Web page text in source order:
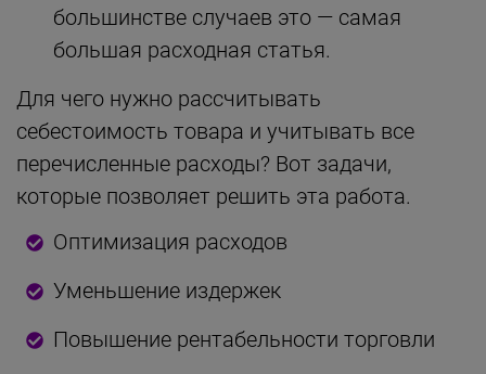
большинстве случаев это — самая
большая расходная статья.
Для чего нужно рассчитывать
себестоимость товара и учитывать все
перечисленные расходы? Вот задачи,
которые позволяет решить эта работа.
Оптимизация расходов
Уменьшение издержек
Повышение рентабельности торговли